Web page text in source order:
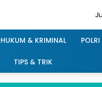
HUKUM & KRIMINAL POLRI
TIPS & TRIK